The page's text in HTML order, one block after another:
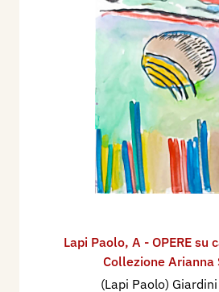
Lapi Paolo, A - OPERE su
Collezione Arianna
(Lapi Paolo) Giardini